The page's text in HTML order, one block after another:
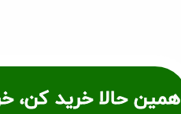
همین حالا خرید کن،